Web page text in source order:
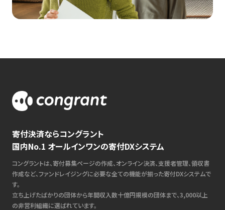
寄付決済ならコングラント
国内No.1 オールインワンの寄付DXシステム
コングラントは、寄付募集ページの作成、オンライン決済、支援者管理、領収書
作成など、ファンドレイジングに必要な全ての機能が揃った寄付DXシステムで
す。
立ち上げたばかりの団体から年間収入数十億円規模の団体まで、3,000以上
の非営利組織に選ばれています。